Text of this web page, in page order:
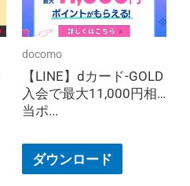
docomo
【LINE】dカード-GOLD
入会で最大11,000円相
当ポ...
ダウンロード